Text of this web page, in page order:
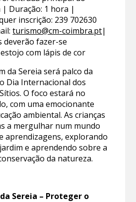
| Duração: 1 hora |
inscrição: 239 702630
turismo@cm-coimbra.pt|
deverão fazer-se
com lápis de cor
da Sereia será palco da
Dia Internacional dos
O foco estará no
com uma emocionante
ambiental. As crianças
a mergulhar num mundo
aprendizagens, explorando
e aprendendo sobre a
da natureza.
Sereia – Proteger o